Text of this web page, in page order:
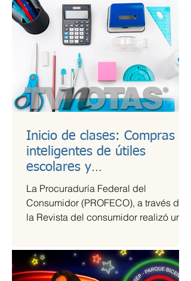
Inicio de clases: Compras
inteligentes de útiles
escolares y
recomendaciones para la
lonchera
La Procuraduría Federal del
Consumidor (PROFECO), a través de
la Revista del consumidor realizó un